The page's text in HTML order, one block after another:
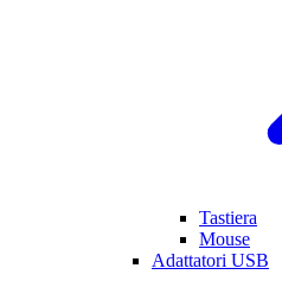
Tastiera
Mouse
Adattatori USB